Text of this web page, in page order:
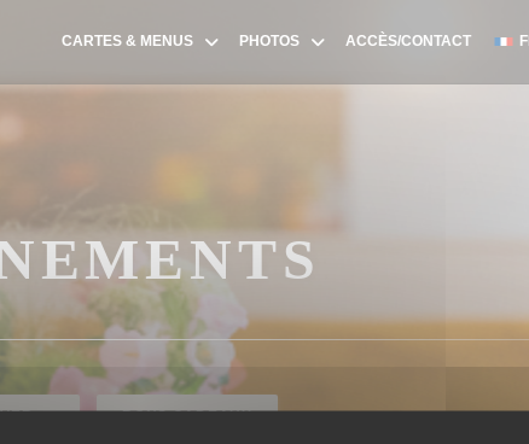
CARTES & MENUS PHOTOS ACCÈS/CONTACT
BONS CADEAUX